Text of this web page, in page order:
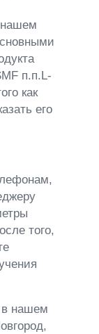
п.п.L-
как
его
того,
в нашем